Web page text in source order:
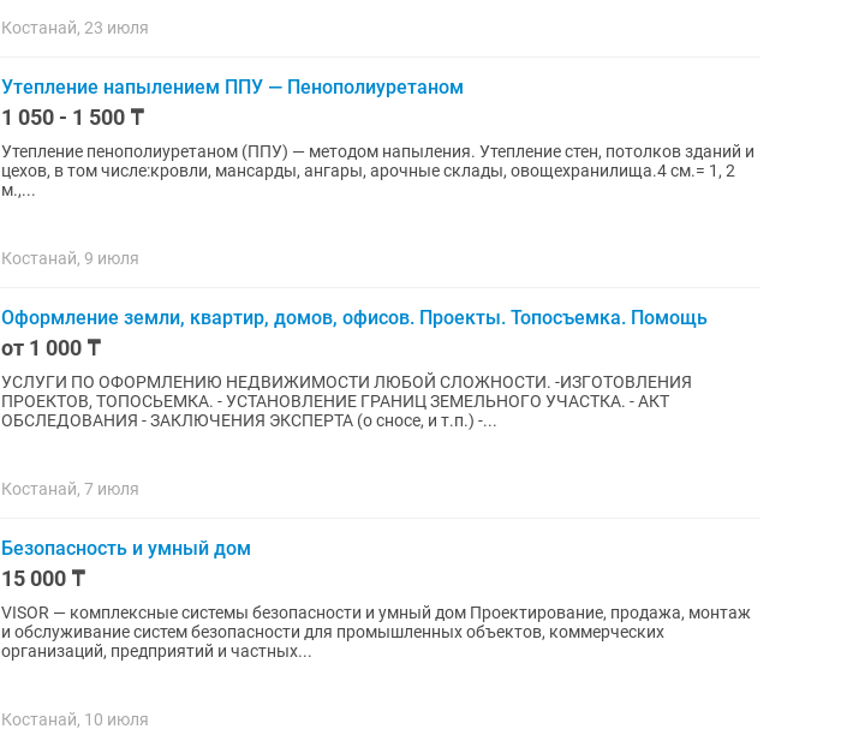
Костанай, 23 июля
Утепление напылением ППУ — Пенополиуретаном
1 050 - 1 500 ₸
Утепление пенополиуретаном (ППУ) — методом напыления. Утепление стен, потолков зданий и
цехов, в том числе:кровли, мансарды, ангары, арочные склады, овощехранилища.4 см.= 1, 2
м.,...
Костанай, 9 июля
Оформление земли, квартир, домов, офисов. Проекты. Топосъемка. Помощь
от 1 000 ₸
УСЛУГИ ПО ОФОРМЛЕНИЮ НЕДВИЖИМОСТИ ЛЮБОЙ СЛОЖНОСТИ. -ИЗГОТОВЛЕНИЯ
ПРОЕКТОВ, ТОПОСЬЕМКА. - УСТАНОВЛЕНИЕ ГРАНИЦ ЗЕМЕЛЬНОГО УЧАСТКА. - АКТ
ОБСЛЕДОВАНИЯ - ЗАКЛЮЧЕНИЯ ЭКСПЕРТА (о сносе, и т.п.) -...
Костанай, 7 июля
Безопасность и умный дом
15 000 ₸
VISOR — комплексные системы безопасности и умный дом Проектирование, продажа, монтаж
и обслуживание систем безопасности для промышленных объектов, коммерческих
организаций, предприятий и частных...
Костанай, 10 июля